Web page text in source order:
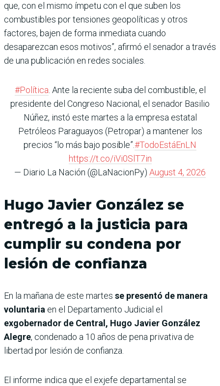
que, con el mismo ímpetu con el que suben los
combustibles por tensiones geopolíticas y otros
factores, bajen de forma inmediata cuando
desaparezcan esos motivos”, afirmó el senador a través
de una publicación en redes sociales.
#Política. Ante la reciente suba del combustible, el
presidente del Congreso Nacional, el senador Basilio
Núñez, instó este martes a la empresa estatal
Petróleos Paraguayos (Petropar) a mantener los
precios “lo más bajo posible”.#TodoEstáEnLN
https://t.co/iVi0SlT7in
— Diario La Nación (@LaNacionPy) August 4, 2026
Hugo Javier González se
entregó a la justicia para
cumplir su condena por
lesión de confianza
En la mañana de este martes se presentó de manera
voluntaria en el Departamento Judicial el
exgobernador de Central, Hugo Javier González
Alegre, condenado a 10 años de pena privativa de
libertad por lesión de confianza.
El informe indica que el exjefe departamental se